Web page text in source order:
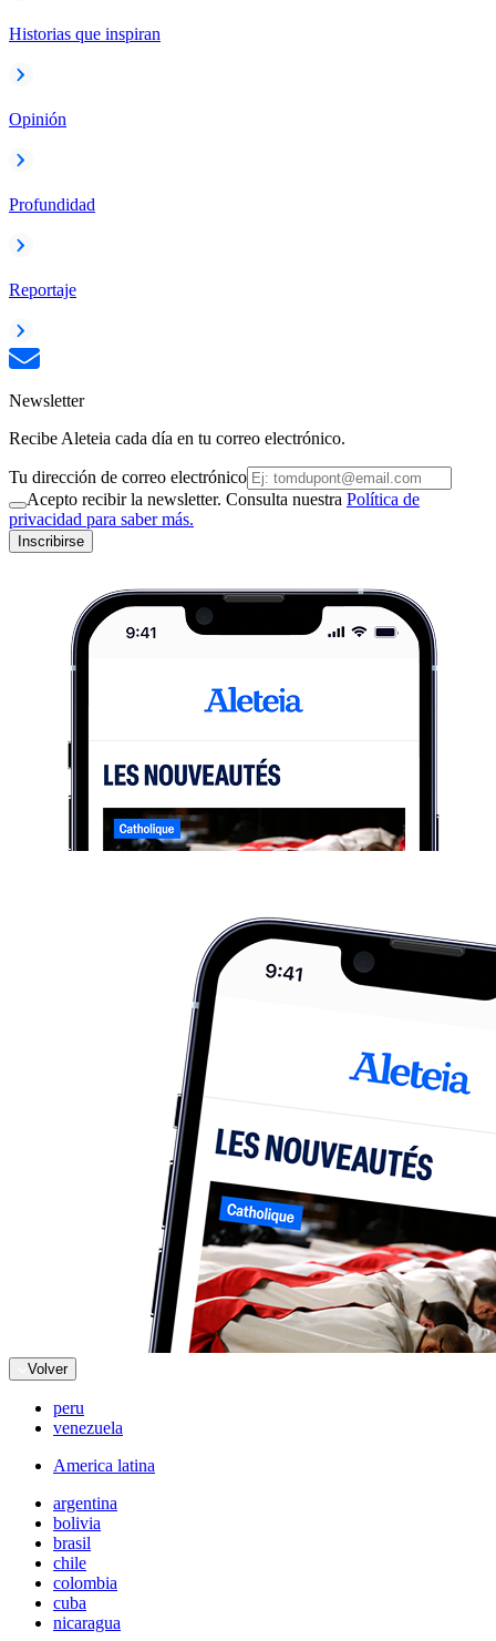
Historias que inspiran
Opinión
Profundidad
Reportaje
Newsletter
Recibe Aleteia cada día en tu correo electrónico.
Tu dirección de correo electrónico
Acepto recibir la newsletter. Consulta nuestra Política de
privacidad para saber más.
Inscribirse
Volver
peru
venezuela
America latina
argentina
bolivia
brasil
chile
colombia
cuba
nicaragua